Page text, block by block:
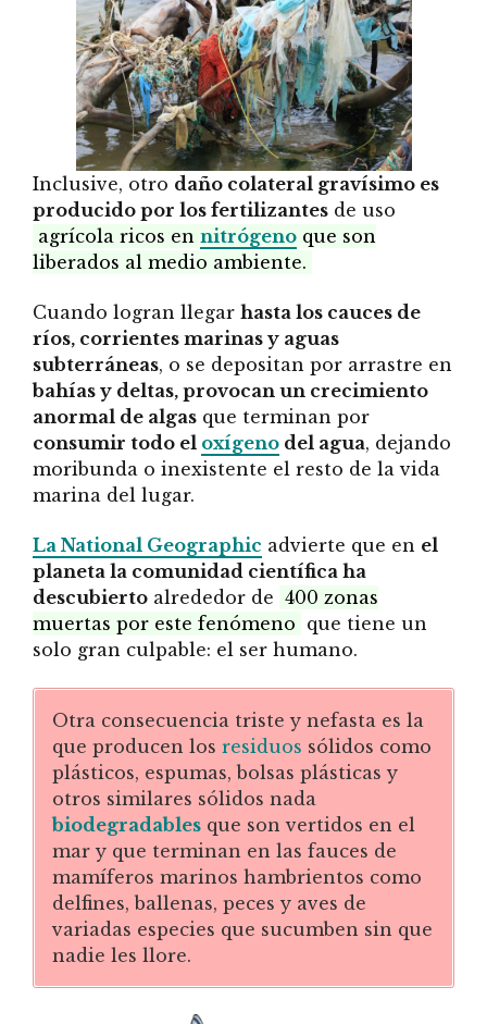
Inclusive, otro daño colateral gravísimo es
producido por los fertilizantes de uso
agrícola ricos en nitrógeno que son
liberados al medio ambiente.
Cuando logran llegar hasta los cauces de
ríos, corrientes marinas y aguas
subterráneas, o se depositan por arrastre en
bahías y deltas, provocan un crecimiento
anormal de algas que terminan por
consumir todo el oxígeno del agua, dejando
moribunda o inexistente el resto de la vida
marina del lugar.
La National Geographic advierte que en el
planeta la comunidad científica ha
descubierto alrededor de 400 zonas
muertas por este fenómeno que tiene un
solo gran culpable: el ser humano.
Otra consecuencia triste y nefasta es la
que producen los residuos sólidos como
plásticos, espumas, bolsas plásticas y
otros similares sólidos nada
biodegradables que son vertidos en el
mar y que terminan en las fauces de
mamíferos marinos hambrientos como
delfines, ballenas, peces y aves de
variadas especies que sucumben sin que
nadie les llore.